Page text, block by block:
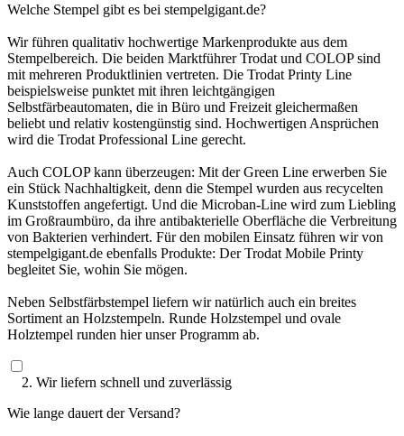
Welche Stempel gibt es bei stempelgigant.de?
Wir führen qualitativ hochwertige Markenprodukte aus dem
Stempelbereich. Die beiden Marktführer Trodat und COLOP sind
mit mehreren Produktlinien vertreten. Die Trodat Printy Line
beispielsweise punktet mit ihren leichtgängigen
Selbstfärbeautomaten, die in Büro und Freizeit gleichermaßen
beliebt und relativ kostengünstig sind. Hochwertigen Ansprüchen
wird die Trodat Professional Line gerecht.
Auch COLOP kann überzeugen: Mit der Green Line erwerben Sie
ein Stück Nachhaltigkeit, denn die Stempel wurden aus recycelten
Kunststoffen angefertigt. Und die Microban-Line wird zum Liebling
im Großraumbüro, da ihre antibakterielle Oberfläche die Verbreitung
von Bakterien verhindert. Für den mobilen Einsatz führen wir von
stempelgigant.de ebenfalls Produkte: Der Trodat Mobile Printy
begleitet Sie, wohin Sie mögen.
Neben Selbstfärbstempel liefern wir natürlich auch ein breites
Sortiment an Holzstempeln. Runde Holzstempel und ovale
Holztempel runden hier unser Programm ab.
2. Wir liefern schnell und zuverlässig
Wie lange dauert der Versand?